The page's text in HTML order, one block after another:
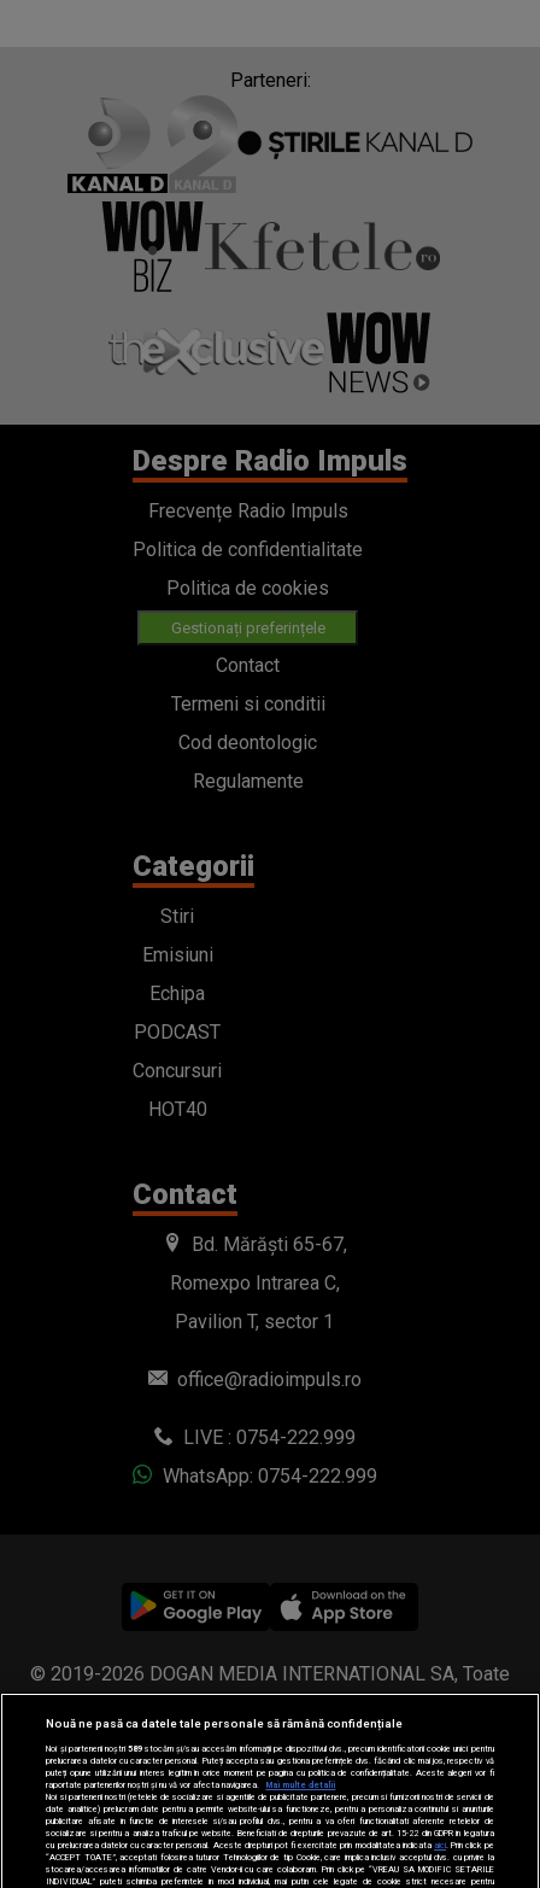
Parteneri:
Despre Radio Impuls
Frecvențe Radio Impuls
Politica de confidentialitate
Politica de cookies
Gestionați preferințele
Contact
Termeni si conditii
Cod deontologic
Regulamente
Categorii
Stiri
Emisiuni
Echipa
PODCAST
Concursuri
HOT40
Contact
Bd. Mărăști 65-67,
Romexpo Intrarea C,
Pavilion T, sector 1
office@radioimpuls.ro
LIVE : 0754-222.999
WhatsApp: 0754-222.999
© 2019-2026 DOGAN MEDIA INTERNATIONAL SA, Toate
drepturile rezervate.
Nouă ne pasă ca datele tale personale să rămână confidențiale
Noi și partenerii noștri589stocăm și/sau accesăm informații pe dispozitivul dvs., precum identificatorii cookie unici pentru
prelucrarea datelor cu caracter personal. Puteți accepta sau gestiona preferințele dvs. făcând clic mai jos, respectiv vă
puteți opune utilizării unui interes legitim în orice moment pe pagina cu politica de confidențialitate. Aceste alegeri vor fi
raportate partenerilor noștri și nu vă vor afecta navigarea.
Mai multe detalii
Noi si partenerii nostri (retelele de socializare si agentiile de publicitate partenere, precum si furnizorii nostri de servicii de
date analitice) prelucram date pentru a permite website-ului sa functioneze, pentru a personaliza continutul si anunturile
publicitare afisate in functie de interesele si/sau profilul dvs., pentru a va oferi functionalitati aferente retelelor de
socializare si pentru a analiza traficul pe website. Beneficiati de drepturile prevazute de art. 15-22 din GDPR in legatura
cu prelucrarea datelor cu caracter personal. Aceste drepturi pot fi exercitate prin modalitatea indicataaici . Prin click pe
“ACCEPT TOATE”, acceptati folosirea tuturor Tehnologiilor de tip Cookie, care implica inclusiv acceptul dvs. cu privire la
stocarea/accesarea informatiilor de catre Vendor-ii cu care colaboram. Prin click pe “VREAU SA MODIFIC SETARILE
INDIVIDUAL” puteti schimba preferintele in mod individual, mai putin cele legate de cookie strict necesare pentru